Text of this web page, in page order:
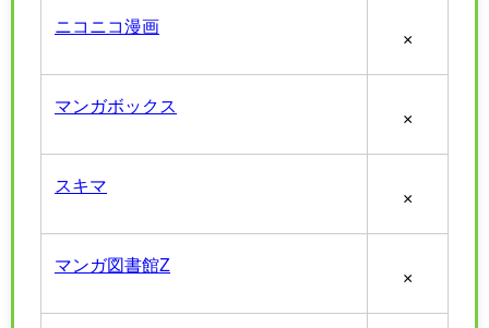
ニコニコ漫画
×
マンガボックス
×
スキマ
×
マンガ図書館Z
×